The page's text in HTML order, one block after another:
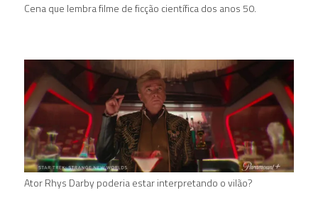
Cena que lembra filme de ficção científica dos anos 50.
Ator Rhys Darby poderia estar interpretando o vilão?